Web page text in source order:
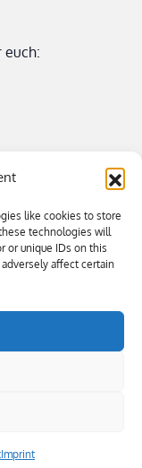
like cookies to store
technologies will
or unique IDs on this
affect certain
Imprint
euch:
heißen Tagen
Teil 3
16.00 | Tel 0043 680
Theme Palace